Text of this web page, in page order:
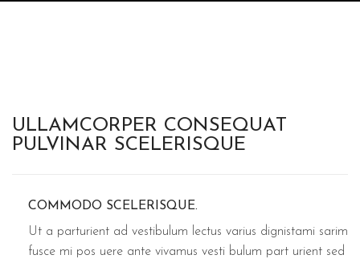
ULLAMCORPER CONSEQUAT
PULVINAR SCELERISQUE
COMMODO SCELERISQUE.
Ut a parturient ad vestibulum lectus varius dignistami sarim
fusce mi pos uere ante vivamus vesti bulum part urient sed